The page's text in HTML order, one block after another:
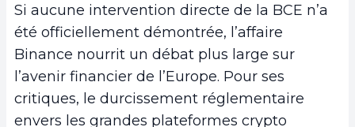
Si aucune intervention directe de la BCE n’a
été officiellement démontrée, l’affaire
Binance nourrit un débat plus large sur
l’avenir financier de l’Europe. Pour ses
critiques, le durcissement réglementaire
envers les grandes plateformes crypto